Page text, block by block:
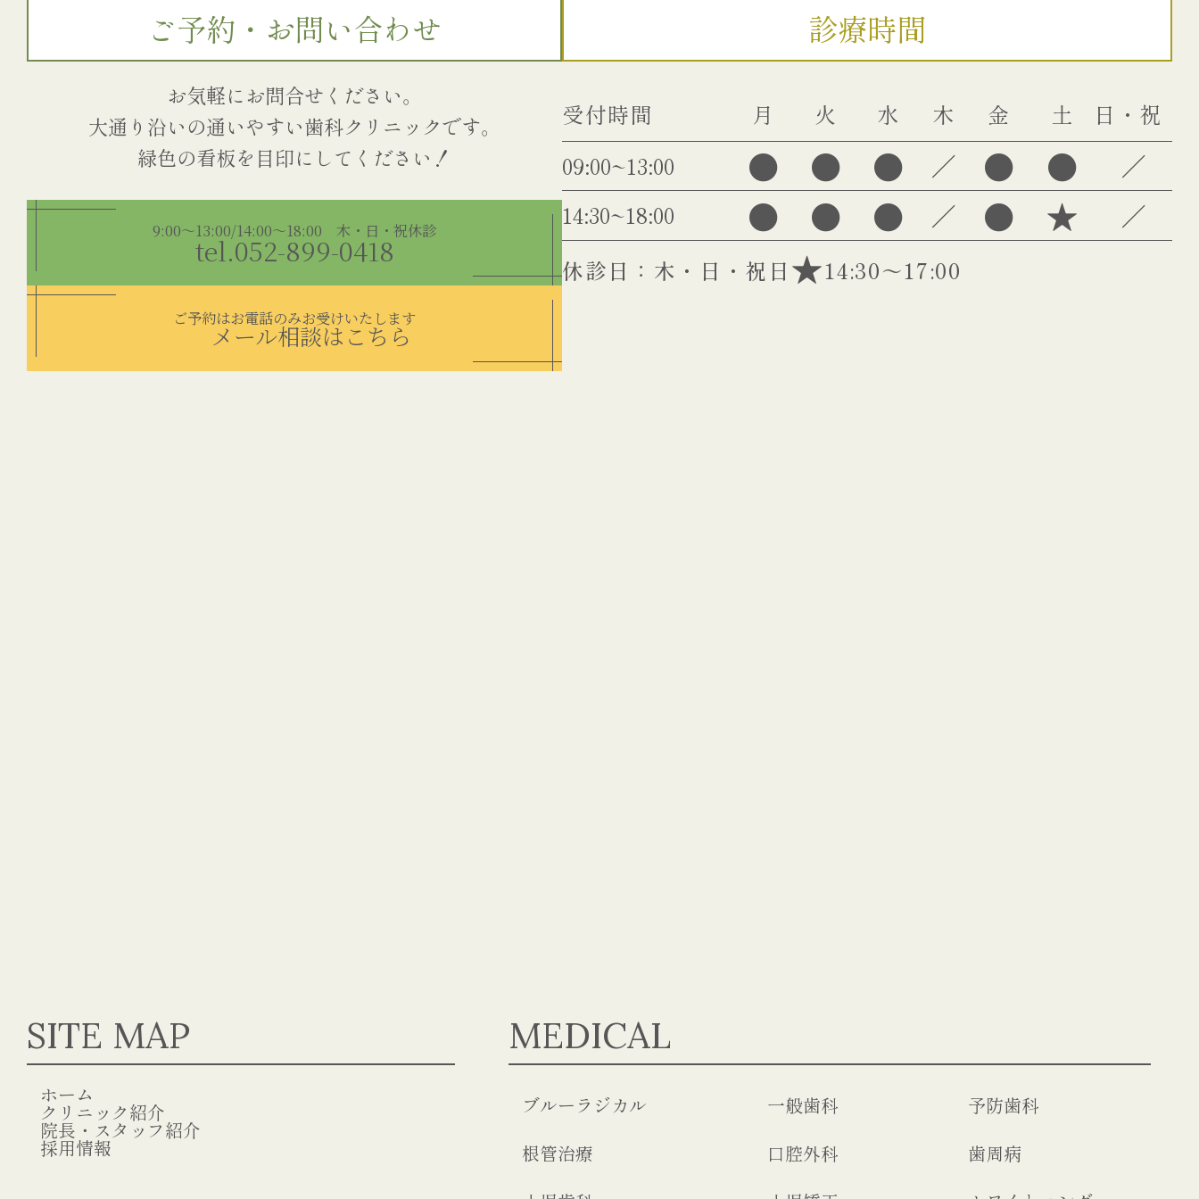
ご予約・お問い合わせ
お気軽にお問合せください。
大通り沿いの通いやすい歯科クリニックです。
9:00～13:00/14:00～18:00 木・日・祝休診
tel.052-899-0418
ご予約はお電話のみお受けいたします
メール相談はこちら
診療時間
受付時間 月 火 水 木 金 土
日・祝
09:00~13:00
● ● ● ／ ● ● ／
14:30~18:00 ● ● ● ／ ● ★ ／
休診日：木・日・祝日 14:30～17:00
SITE MAP
ホーム
クリニック紹介
院長・スタッフ紹介
採用情報
MEDICAL
ブルーラジカル 一般歯科
予防歯科
根管治療
口腔外科
歯周病